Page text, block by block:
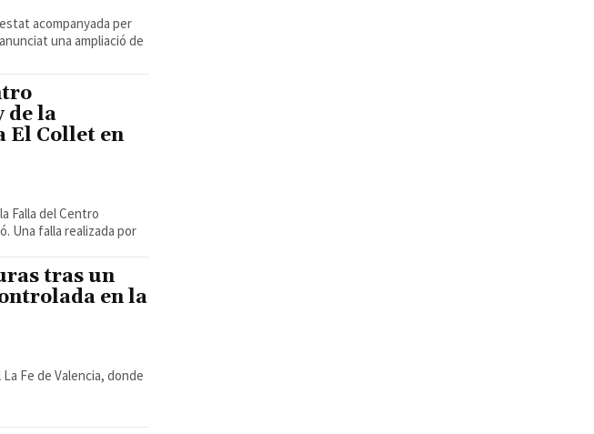
acompanyada per
una ampliació de
de la
El Collet en
Falla del Centro
tras un
en la
Fe de Valencia, donde